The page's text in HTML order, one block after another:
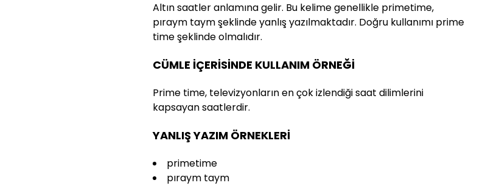
Altın saatler anlamına gelir. Bu kelime genellikle primetime,
pıraym taym şeklinde yanlış yazılmaktadır. Doğru kullanımı prime
time şeklinde olmalıdır.
CÜMLE İÇERİSİNDE KULLANIM ÖRNEĞİ
Prime time, televizyonların en çok izlendiği saat dilimlerini
kapsayan saatlerdir.
YANLIŞ YAZIM ÖRNEKLERİ
primetime
pıraym taym